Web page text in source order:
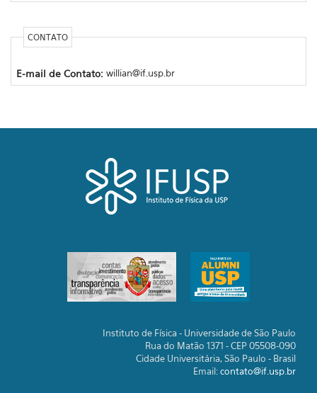
CONTATO
E-mail de Contato: willian@if.usp.br
Instituto de Física - Universidade de São Paulo
Rua do Matão 1371 - CEP 05508-090
Cidade Universitária, São Paulo - Brasil
Email:contato@if.usp.br